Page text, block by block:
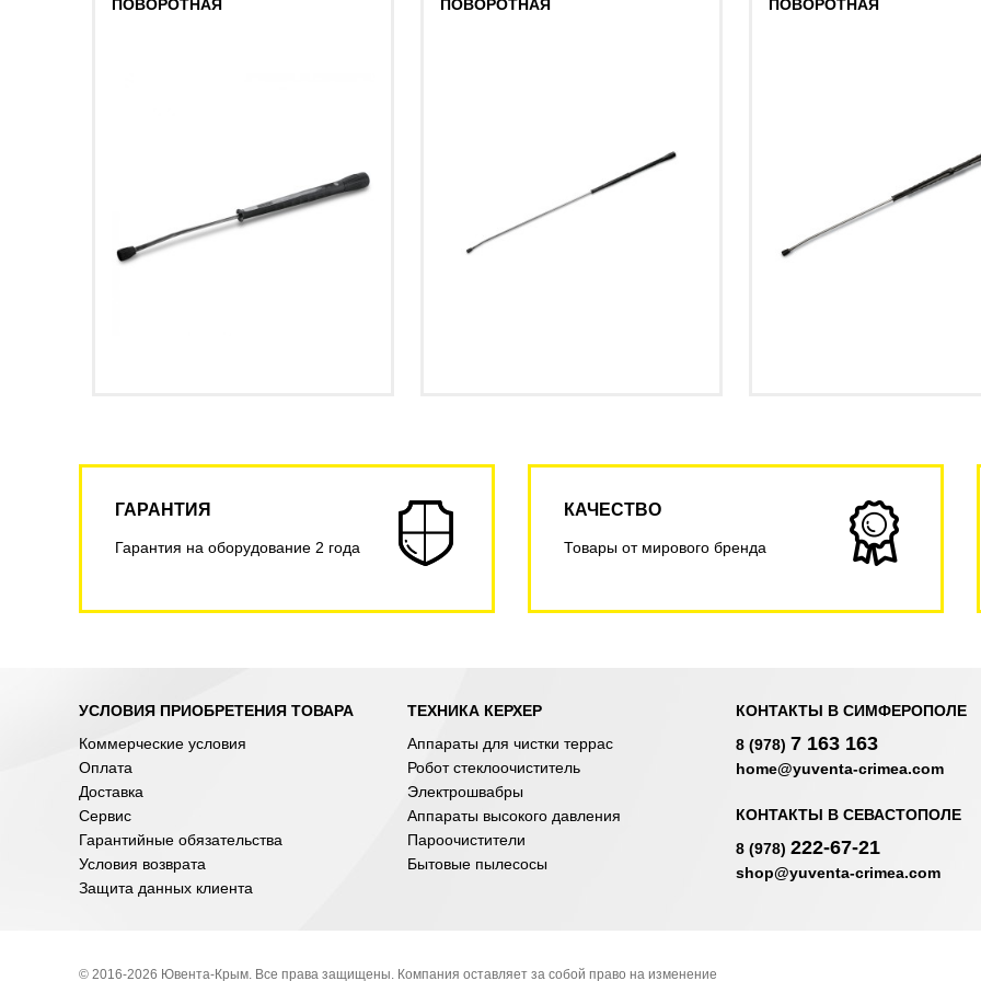
ПОВОРОТНАЯ
ПОВОРОТНАЯ
ПОВОРОТНАЯ
ГАРАНТИЯ
Гарантия на оборудование 2 года
КАЧЕСТВО
Товары от мирового бренда
УСЛОВИЯ ПРИОБРЕТЕНИЯ ТОВАРА
Коммерческие условия
Оплата
Доставка
Сервис
Гарантийные обязательства
Условия возврата
Защита данных клиента
ТЕХНИКА КЕРХЕР
Аппараты для чистки террас
Робот стеклоочиститель
Электрошвабры
Аппараты высокого давления
Пароочистители
Бытовые пылесосы
КОНТАКТЫ В СИМФЕРОПОЛЕ
8 (978) 7 163 163
home@yuventa-crimea.com
КОНТАКТЫ В СЕВАСТОПОЛЕ
8 (978) 222-67-21
shop@yuventa-crimea.com
© 2016-2026 Ювента-Крым. Все права защищены. Компания оставляет за собой право на изменение